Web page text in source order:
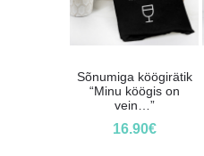
Sõnumiga köögirätik
“Minu köögis on
vein…”
16.90€